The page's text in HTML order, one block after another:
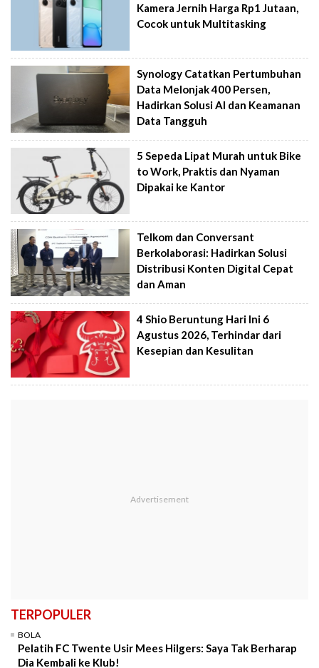
Kamera Jernih Harga Rp1 Jutaan,
Cocok untuk Multitasking
Synology Catatkan Pertumbuhan
Data Melonjak 400 Persen,
Hadirkan Solusi AI dan Keamanan
Data Tangguh
5 Sepeda Lipat Murah untuk Bike
to Work, Praktis dan Nyaman
Dipakai ke Kantor
Telkom dan Conversant
Berkolaborasi: Hadirkan Solusi
Distribusi Konten Digital Cepat
dan Aman
4 Shio Beruntung Hari Ini 6
Agustus 2026, Terhindar dari
Kesepian dan Kesulitan
TERPOPULER
BOLA
Pelatih FC Twente Usir Mees Hilgers: Saya Tak Berharap
Dia Kembali ke Klub!